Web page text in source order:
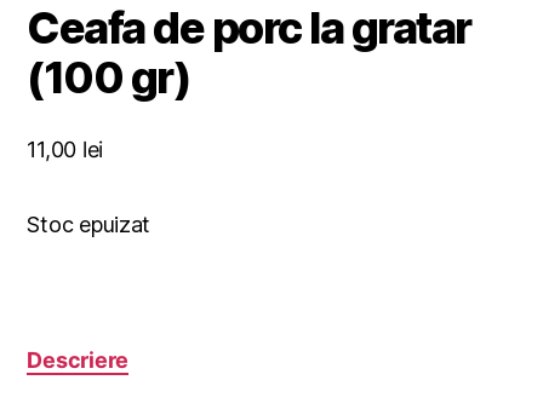
Ceafa de porc la gratar
(100 gr)
11,00 lei
Stoc epuizat
Descriere